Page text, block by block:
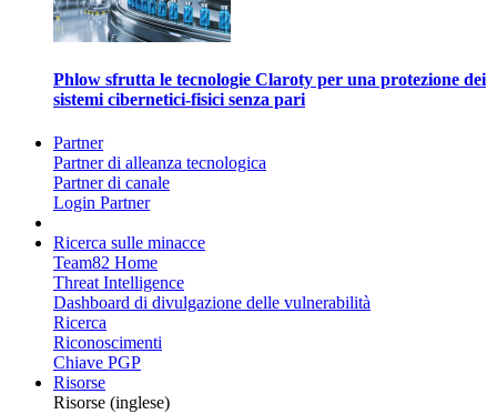
Phlow sfrutta le tecnologie Claroty per una protezione dei
sistemi cibernetici-fisici senza pari
Partner
Partner di alleanza tecnologica
Partner di canale
Login Partner
Ricerca sulle minacce
Team82 Home
Threat Intelligence
Dashboard di divulgazione delle vulnerabilità
Ricerca
Riconoscimenti
Chiave PGP
Risorse
Risorse (inglese)